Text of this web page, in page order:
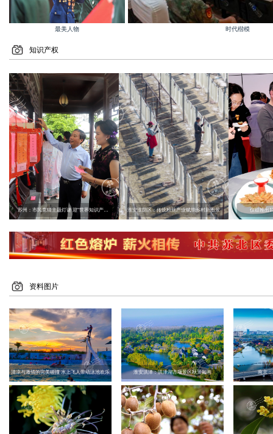
时代楷模
最美人物
知识产权
苏州：市民竞猜主题灯谜 迎“世界知识产权日” 淮安淮阴区：传统粉丝产业赋能乡村新图景 仪征推出
资料图片
清凉与激情的完美碰撞 水上飞人带动泳池欢乐 淮安洪泽：洪泽湖古堰景区秋景如画 南京